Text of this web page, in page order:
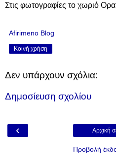
Στις φωτογραφίες το χωριό
Afirimeno Blog
Κοινή χρήση
Δεν υπάρχουν σχόλια:
Δημοσίευση σχολίου
‹ Αρχική
Προβολή